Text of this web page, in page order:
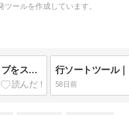
ールを作成しています。
タブ・スペース変換ツール｜タブをスペースに変換・逆変換対応【無料】
58日前